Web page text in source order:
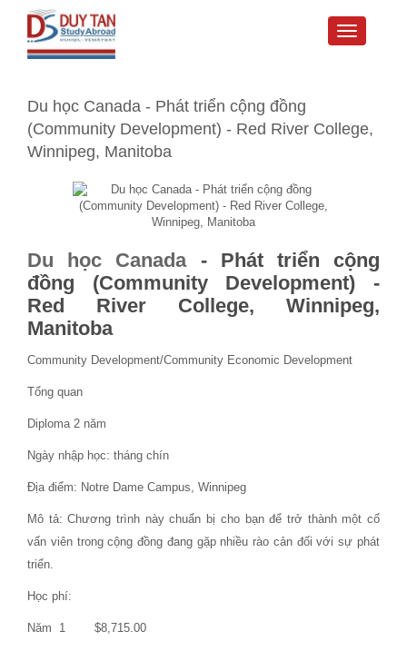
Toggle
Du học Canada - Phát triển cộng đồng
(Community Development) - Red River College,
Winnipeg, Manitoba
Du học Canada-
Phát triển cộng
đồng (Community Development) -
Red River College, Winnipeg,
Manitoba
Community Development/Community Economic Development
Tổng quan
Diploma 2 năm
Ngày nhập học: tháng chín
Địa điểm: Notre Dame Campus, Winnipeg
Mô tả: Chương trình này chuẩn bị cho bạn để trở thành một cố
vấn viên trong cộng đồng đang gặp nhiều rào cản đối với sự phát
triển.
Học phí:
Năm 1 $8,715.00